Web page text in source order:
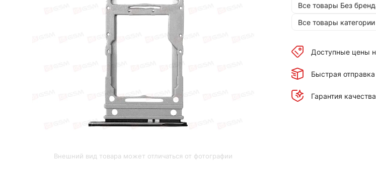
Внешний вид товара может отличаться от фотографии
Все товары Без
Все товары категории
Доступные цены
Быстрая
Гарантия